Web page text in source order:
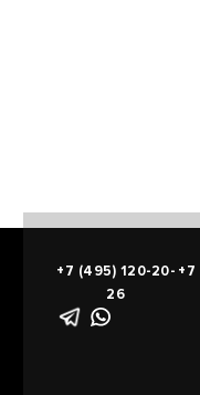
+7 (495) 120-20-
26